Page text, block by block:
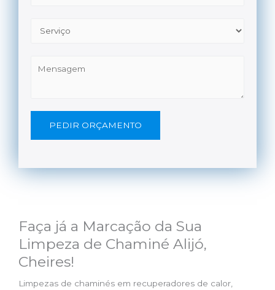
PEDIR ORÇAMENTO
Faça já a Marcação da Sua
Limpeza de Chaminé Alijó,
Cheires!
Limpezas de chaminés em recuperadores de calor,